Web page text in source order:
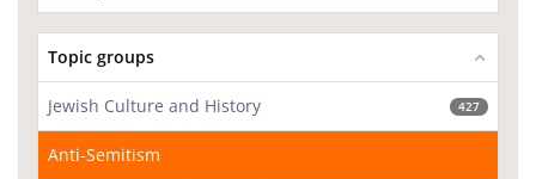
Topic groups
Jewish Culture and History 427
Anti-Semitism